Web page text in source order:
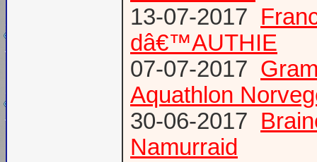
13-07-2017
dâ€™AUTHIE
07-07-2017
Aquathlon
30-06-2017
Namurraid